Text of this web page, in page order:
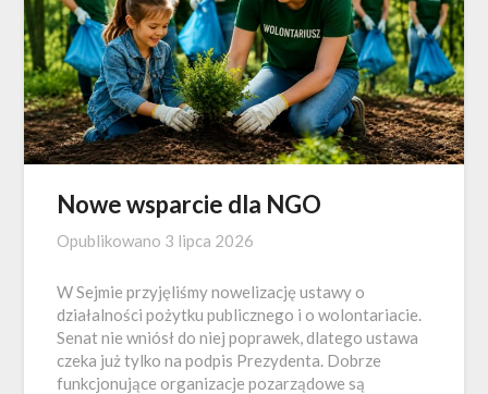
Nowe wsparcie dla NGO
Opublikowano 3 lipca 2026
W Sejmie przyjęliśmy nowelizację ustawy o
działalności pożytku publicznego i o wolontariacie.
Senat nie wniósł do niej poprawek, dlatego ustawa
czeka już tylko na podpis Prezydenta. Dobrze
funkcjonujące organizacje pozarządowe są